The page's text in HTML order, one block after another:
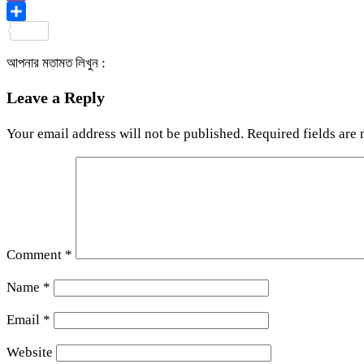
Viber
আপনার মতামত লিখুন :
Leave a Reply
Your email address will not be published. Required fields are
Comment *
Name *
Email *
Website